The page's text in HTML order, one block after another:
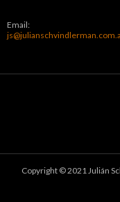
Email:
Copyright © 2021 Julián